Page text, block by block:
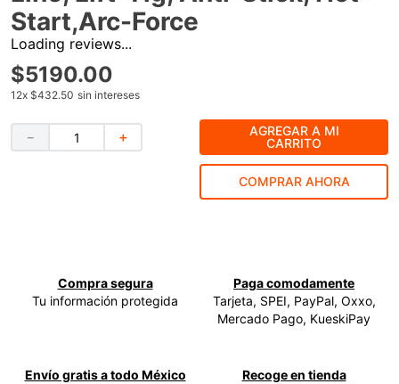
Start,Arc-Force
Loading reviews...
$5190.00
12x $432.50 sin intereses
＋
－
AGREGAR A MI
CARRITO
COMPRAR AHORA
Compra segura
Tu información protegida
Paga comodamente
Tarjeta, SPEI, PayPal, Oxxo,
Mercado Pago, KueskiPay
Envío gratis a todo México
Recoge en tienda